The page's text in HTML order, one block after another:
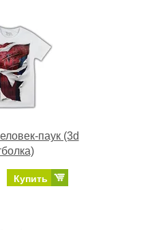
паук (3d
Купить